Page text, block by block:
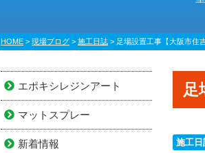
HOME > 現場ブログ > 施工日誌 > 足場設置工事【大阪市
足
施工日
エポキシレジンアート
マットスプレー
新着情報